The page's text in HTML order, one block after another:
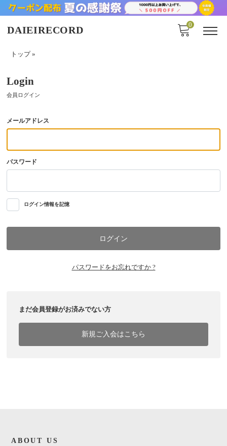
DAIEIRECORD 0
トップ»
Login
会員ログイン
メールアドレス
パスワード
ログイン情報を記憶
パスワードをお忘れですか ?
まだ会員登録がお済みでない方
新規ご入会はこちら
ABOUT US